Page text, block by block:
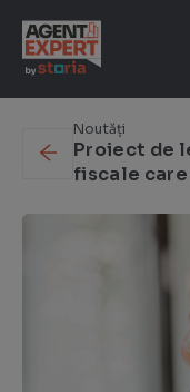
Noutăți
Proiect de
fiscale